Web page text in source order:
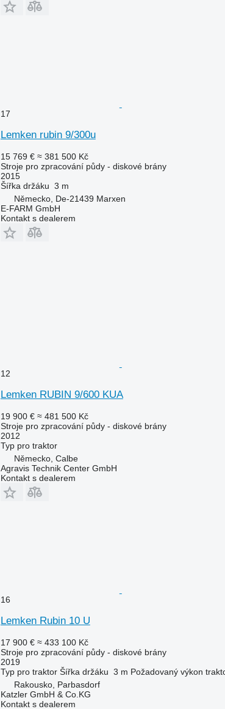
17
Lemken rubin 9/300u
15 769 € ≈ 381 500 Kč
Stroje pro zpracování půdy - diskové brány
2015
Šířka držáku 3 m
Německo, De-21439 Marxen
E-FARM GmbH
Kontakt s dealerem
12
Lemken RUBIN 9/600 KUA
19 900 € ≈ 481 500 Kč
Stroje pro zpracování půdy - diskové brány
2012
Typ pro traktor
Německo, Calbe
Agravis Technik Center GmbH
Kontakt s dealerem
16
Lemken Rubin 10 U
17 900 € ≈ 433 100 Kč
Stroje pro zpracování půdy - diskové brány
2019
Typ pro traktor Šířka držáku 3 m Požadovaný výkon
Rakousko, Parbasdorf
Katzler GmbH & Co.KG
Kontakt s dealerem